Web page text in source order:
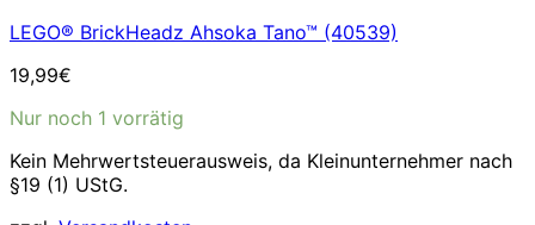
LEGO® BrickHeadz Ahsoka Tano™ (40539)
19,99€
Nur noch 1 vorrätig
Kein Mehrwertsteuerausweis, da Kleinunternehmer nach
§19 (1) UStG.